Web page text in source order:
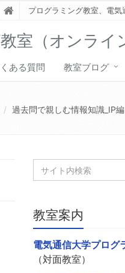
プログラミング教室、電
室（オンライ
ある質問 教室ブログ
過去問で親しむ情報知識_IP
教室案内
電気通信大学プログ
（対面教室）